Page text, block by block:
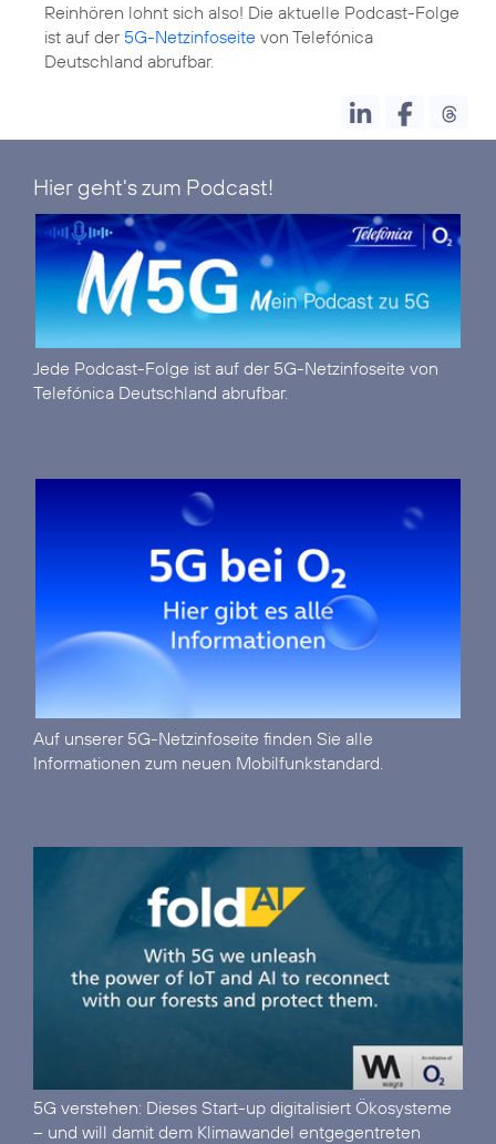
Reinhören lohnt sich also! Die aktuelle Podcast-Folge
ist auf der 5G-Netzinfoseite von Telefónica
Deutschland abrufbar.
Hier geht's zum Podcast!
Jede Podcast-Folge ist auf der 5G-Netzinfoseite von
Telefónica Deutschland abrufbar.
Auf unserer 5G-Netzinfoseite finden Sie alle
Informationen zum neuen Mobilfunkstandard.
5G verstehen: Dieses Start-up digitalisiert Ökosysteme
– und will damit dem Klimawandel entgegentreten